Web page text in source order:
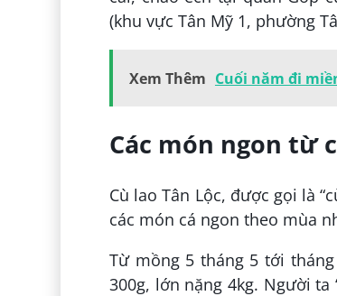
(khu vực Tân Mỹ 1, phường
Xem Thêm Cuối năm đi
Các món ngon từ
Cù lao Tân Lộc, được gọi là
các món cá ngon theo mùa
Từ mồng 5 tháng 5 tới
300g, lớn nặng 4kg. Người